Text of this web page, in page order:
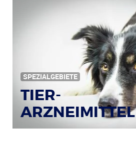
SPEZIALGEBIETE
TIER-
ARZNEIMITTEL